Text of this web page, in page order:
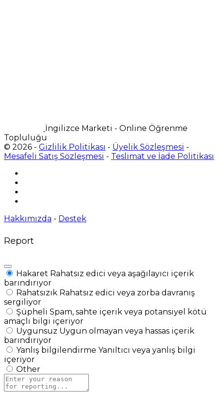
İngilizce Marketi - Online Öğrenme
Topluluğu
© 2026 - Gizlilik Politikası - Üyelik Sözleşmesi -
Mesafeli Satış Sözleşmesi - Teslimat ve İade Politikası
Hakkımızda - Destek
Report
Hakaret Rahatsız edici veya aşağılayıcı içerik
barındırıyor
Rahatsızık Rahatsız edici veya zorba davranış
sergiliyor
Şüpheli Spam, sahte içerik veya potansiyel kötü
amaçlı bilgi içeriyor
Uygunsuz Uygun olmayan veya hassas içerik
barındırıyor
Yanlış bilgilendirme Yanıltıcı veya yanlış bilgi
içeriyor
Other
Report
note